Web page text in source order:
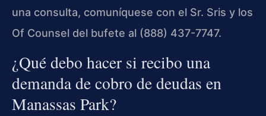
una consulta, comuníquese con el Sr. Sris y los
Of Counsel del bufete al (888) 437-7747.
¿Qué debo hacer si recibo una
demanda de cobro de deudas en
Manassas Park?